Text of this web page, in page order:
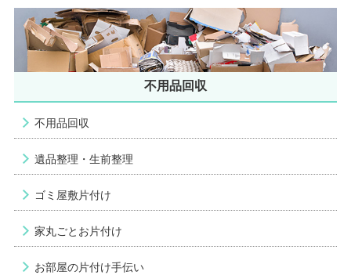
不用品回収
不用品回収
遺品整理・生前整理
ゴミ屋敷片付け
家丸ごとお片付け
お部屋の片付け手伝い